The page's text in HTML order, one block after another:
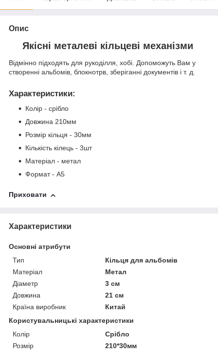
Опис
Якісні металеві кільцеві механізми
Відмінно підходять для рукоділля, хобі. Допоможуть Вам у
створенні альбомів, блокнотрв, зберіганні документів і т. д.
Характеристики:
Колір - срібло
Довжина 210мм
Розмір кільця - 30мм
Кількість кілець - 3шт
Матеріал - метал
Формат - А5
Приховати
Характеристики
Основні атрибути
Тип
Кільця для альбомів
Матеріал
Метал
Діаметр
3 см
Довжина
21 см
Країна виробник
Китай
Користувальницькі характеристики
Колір
Срібло
Розмір
210*30мм